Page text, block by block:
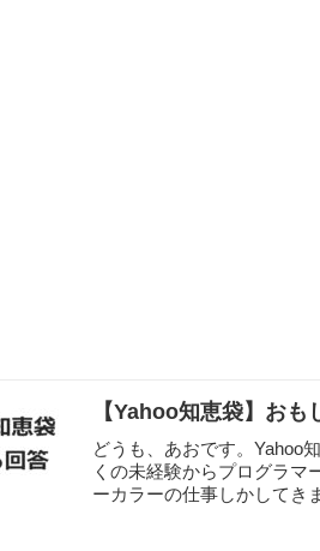
【Yahoo知恵袋】おも
どうも、あおです。Yahoo
くの未経験からプログラマ
ーカラーの仕事しかしてき